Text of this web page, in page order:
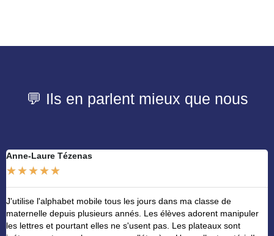
💬 Ils en parlent mieux que nous
Anne-Laure Tézenas
★★★★★
J'utilise l'alphabet mobile tous les jours dans ma classe de
maternelle depuis plusieurs annés. Les élèves adorent manipuler
les lettres et pourtant elles ne s'usent pas. Les plateaux sont